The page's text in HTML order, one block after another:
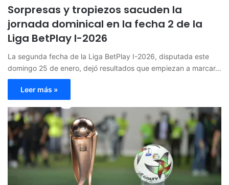
Sorpresas y tropiezos sacuden la
jornada dominical en la fecha 2 de la
Liga BetPlay I-2026
La segunda fecha de la Liga BetPlay I-2026, disputada este
domingo 25 de enero, dejó resultados que empiezan a marcar…
Leer más »